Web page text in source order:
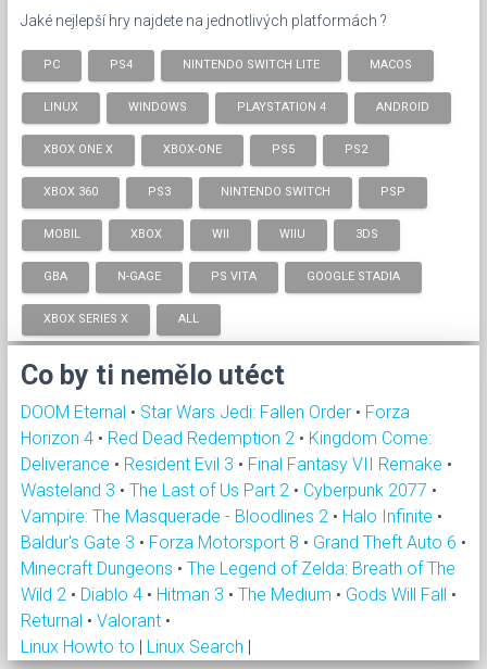
Jaké nejlepší hry najdete na jednotlivých platformách ?
PC PS4 NINTENDO SWITCH LITE MACOS
LINUX WINDOWS PLAYSTATION 4 ANDROID
XBOX ONE X XBOX-ONE PS5 PS2
XBOX 360 PS3 NINTENDO SWITCH PSP
MOBIL XBOX WII WIIU 3DS
GBA N-GAGE PS VITA GOOGLE STADIA
XBOX SERIES X ALL
Co by ti nemělo utéct
DOOM Eternal • Star Wars Jedi: Fallen Order • Forza
Horizon 4 • Red Dead Redemption 2 • Kingdom Come:
Deliverance • Resident Evil 3 • Final Fantasy VII Remake •
Wasteland 3 • The Last of Us Part 2 • Cyberpunk 2077 •
Vampire: The Masquerade - Bloodlines 2 • Halo Infinite •
Baldur's Gate 3 • Forza Motorsport 8 • Grand Theft Auto 6 •
Minecraft Dungeons • The Legend of Zelda: Breath of The
Wild 2 • Diablo 4 • Hitman 3 • The Medium • Gods Will Fall •
Returnal • Valorant •
Linux Howto to | Linux Search |